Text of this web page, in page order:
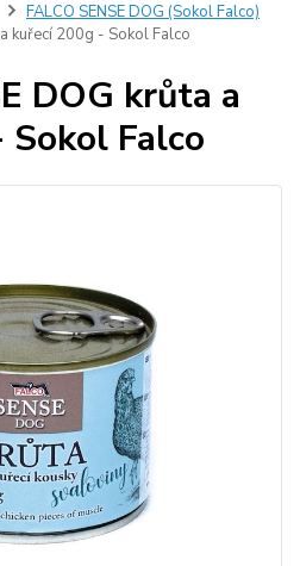
FALCO SENSE DOG (Sokol Falco)
kuřecí 200g - Sokol Falco
DOG krůta a
Falco